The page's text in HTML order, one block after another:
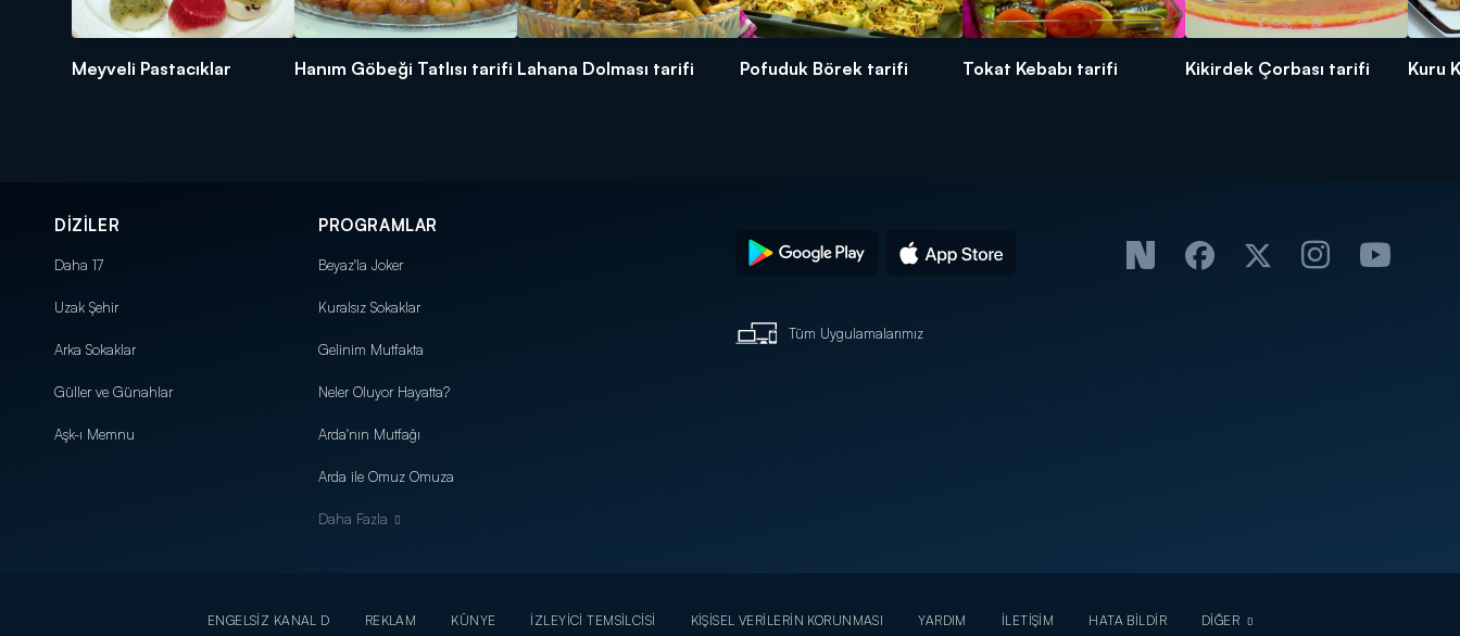
Meyveli Pastacıklar Hanım Göbeği Tatlısı tarifi Lahana Dolması tarifi Pofuduk Börek tarifi Tokat Kebabı tarifi Kikirdek Çorbası tarifi Kuru
DİZİLER
Daha 17
Uzak Şehir
Arka Sokaklar
Güller ve Günahlar
Aşk-ı Memnu
PROGRAMLAR
Beyaz'la Joker
Kuralsız Sokaklar
Gelinim Mutfakta
Neler Oluyor Hayatta?
Arda'nın Mutfağı
Arda ile Omuz Omuza
Daha Fazla
Tüm Uygulamalarımız
ENGELSİZ KANAL D REKLAM KÜNYE İZLEYİCİ TEMSİLCİSİ KİŞİSEL VERİLERİN KORUNMASI YARDIM İLETİŞİM HATA BİLDİR DİĞER